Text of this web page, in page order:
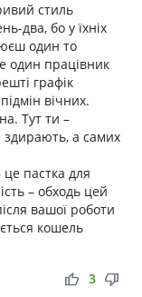
стиль
два, бо у їхніх
один то
один працівник
графік
вічних.
Тут ти –
здирають, а самих
пастка для
– обходь цей
вашої роботи
кошель
thumb_up thumb_down
3